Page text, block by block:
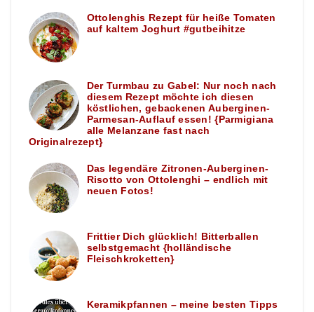
Ottolenghis Rezept für heiße Tomaten
auf kaltem Joghurt #gutbeihitze
Der Turmbau zu Gabel: Nur noch nach
diesem Rezept möchte ich diesen
köstlichen, gebackenen Auberginen-
Parmesan-Auflauf essen! {Parmigiana
alle Melanzane fast nach
Originalrezept}
Das legendäre Zitronen-Auberginen-
Risotto von Ottolenghi – endlich mit
neuen Fotos!
Frittier Dich glücklich! Bitterballen
selbstgemacht {holländische
Fleischkroketten}
Keramikpfannen – meine besten Tipps